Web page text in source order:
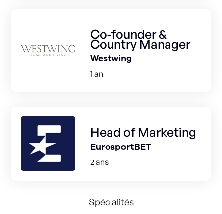
Co-founder &
Country Manager
Westwing
1 an
Head of Marketing
EurosportBET
2 ans
Spécialités